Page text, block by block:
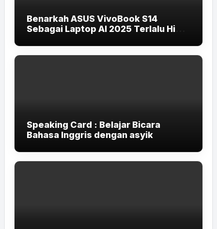
Benarkah ASUS VivoBook S14
Sebagai Laptop AI 2025 Terlalu High-
Speaking Card : Belajar Bicara
Bahasa Inggris dengan asyik